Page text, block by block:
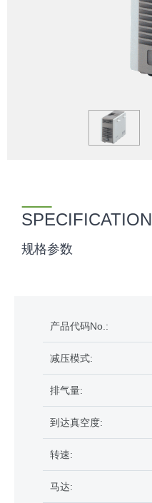
SPECIFICATION
规格参数
产品代码No.:
减压模式:
排气量:
到达真空度:
转速:
马达: